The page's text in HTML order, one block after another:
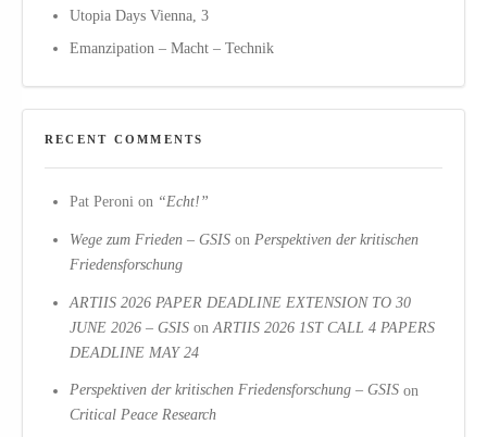
Utopia Days Vienna, 3
Emanzipation – Macht – Technik
RECENT COMMENTS
Pat Peroni on “Echt!”
Wege zum Frieden – GSIS on Perspektiven der kritischen
Friedensforschung
ARTIIS 2026 PAPER DEADLINE EXTENSION TO 30
JUNE 2026 – GSIS onARTIIS 2026 1ST CALL 4 PAPERS
DEADLINE MAY 24
Perspektiven der kritischen Friedensforschung – GSIS on
Critical Peace Research